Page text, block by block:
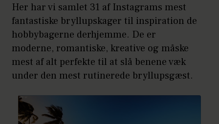
Her har vi samlet 31 af Instagrams mest
fantastiske bryllupskager til inspiration de
hobbybagerne derhjemme. De er
moderne, romantiske, kreative og måske
mest af alt perfekte til at slå benene væk
under den mest rutinerede bryllupsgæst.